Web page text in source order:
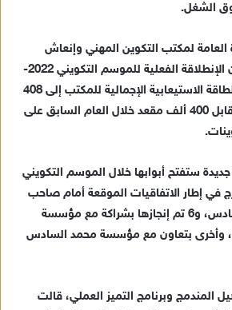
الشغل.
العامة لمكتب التكوين المهني وإنعاش
الشغل، لبنى اطريشة، أن الإنطلاقة الفعلية للموسم التكويني 2022-
2023 تتسم بالرفع من الطاقة الاستيعابية الإجمالية للمكتب إلى 408
ألف مقعد بيداغوجي، مقابل 400 ألف مقعد خلال العام السابق على
مؤسسة جديدة ستفتح أبوابها خلال الموسم التكويني
4 منها تندرج في إطار الاتفاقيات الموقعة أمام صاحب
الجلالة الملك محمد السادس، و6 تم إنجازها بشراكة مع مؤسسة
وأخرى بتعاون مع مؤسسة محمد السادس
وبرنامج التميز العملي، قالت